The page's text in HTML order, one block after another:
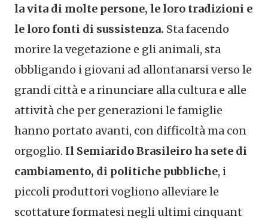
la vita di molte persone, le loro tradizioni e
le loro fonti di sussistenza. Sta facendo
morire la vegetazione e gli animali, sta
obbligando i giovani ad allontanarsi verso le
grandi città e a rinunciare alla cultura e alle
attività che per generazioni le famiglie
hanno portato avanti, con difficoltà ma con
orgoglio. Il Semiarido Brasileiro ha sete di
cambiamento, di politiche pubbliche, i
piccoli produttori vogliono alleviare le
scottature formatesi negli ultimi cinquant